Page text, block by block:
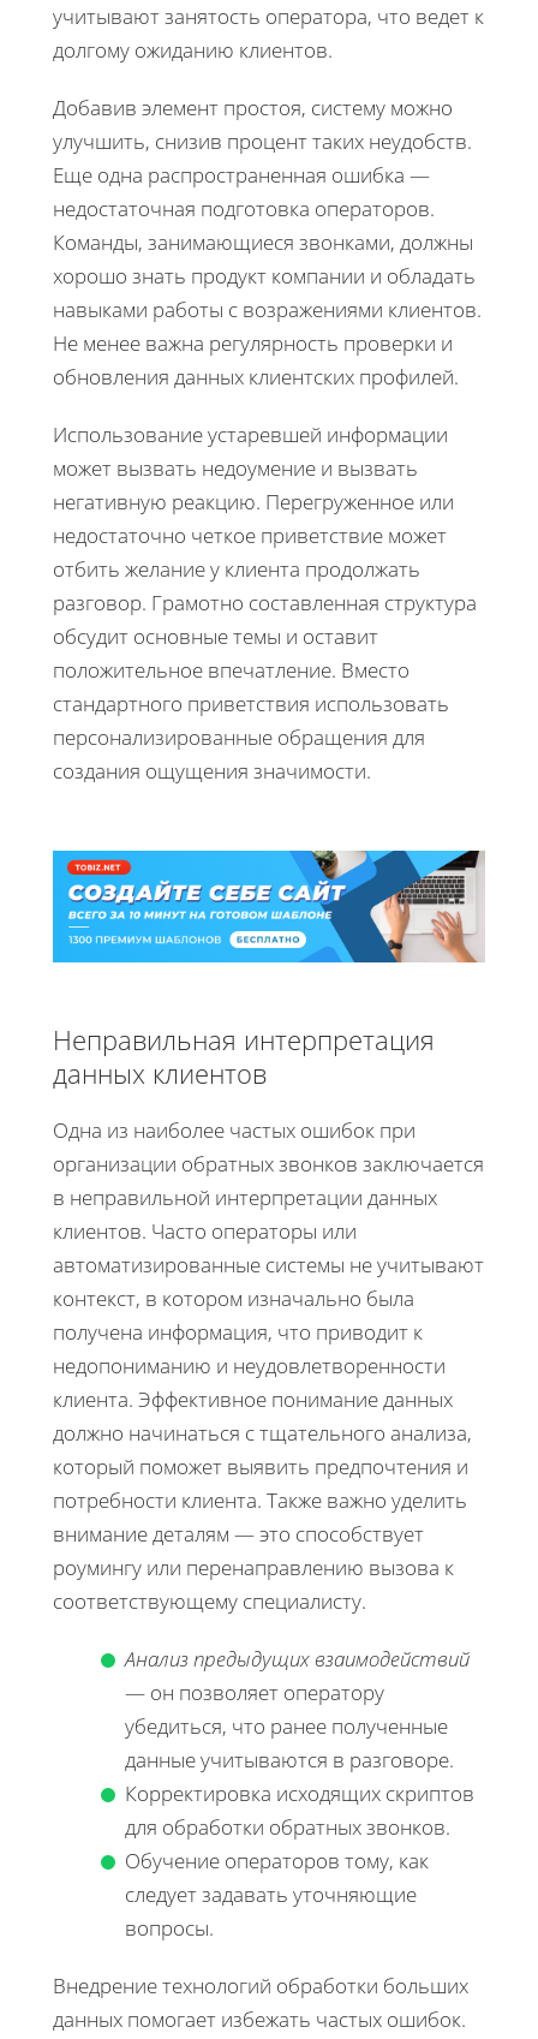
учитывают занятость оператора, что ведет к
долгому ожиданию клиентов.
Добавив элемент простоя, систему можно
улучшить, снизив процент таких неудобств.
Еще одна распространенная ошибка —
недостаточная подготовка операторов.
Команды, занимающиеся звонками, должны
хорошо знать продукт компании и обладать
навыками работы с возражениями клиентов.
Не менее важна регулярность проверки и
обновления данных клиентских профилей.
Использование устаревшей информации
может вызвать недоумение и вызвать
негативную реакцию. Перегруженное или
недостаточно четкое приветствие может
отбить желание у клиента продолжать
разговор. Грамотно составленная структура
обсудит основные темы и оставит
положительное впечатление. Вместо
стандартного приветствия использовать
персонализированные обращения для
создания ощущения значимости.
Неправильная интерпретация
данных клиентов
Одна из наиболее частых ошибок при
организации обратных звонков заключается
в неправильной интерпретации данных
клиентов. Часто операторы или
автоматизированные системы не учитывают
контекст, в котором изначально была
получена информация, что приводит к
недопониманию и неудовлетворенности
клиента. Эффективное понимание данных
должно начинаться с тщательного анализа,
который поможет выявить предпочтения и
потребности клиента. Также важно уделить
внимание деталям — это способствует
роумингу или перенаправлению вызова к
соответствующему специалисту.
Анализ предыдущих взаимодействий
— он позволяет оператору
убедиться, что ранее полученные
данные учитываются в разговоре.
Корректировка исходящих скриптов
для обработки обратных звонков.
Обучение операторов тому, как
следует задавать уточняющие
вопросы.
Внедрение технологий обработки больших
данных помогает избежать частых ошибок.